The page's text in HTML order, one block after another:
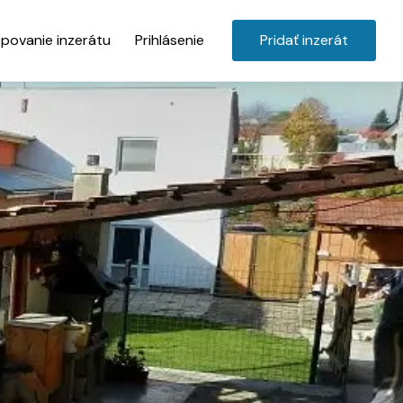
inzerátu Prihlásenie Pridať inzerát